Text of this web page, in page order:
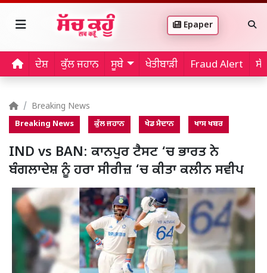
Epaper
ਦੇਸ਼ ਕੁੱਲ ਜਹਾਨ ਸੂਬੇ ਖੇਤੀਬਾੜੀ Fraud Alert
Breaking News
Breaking News ਕੁੱਲ ਜਹਾਨ ਖੇਡ ਮੈਦਾਨ ਖਾਸ ਖਬਰ
IND vs BAN: ਕਾਨਪੁਰ ਟੈਸਟ ‘ਚ ਭਾਰਤ ਨੇ
ਬੰਗਲਾਦੇਸ਼ ਨੂੰ ਹਰਾ ਸੀਰੀਜ਼ ‘ਚ ਕੀਤਾ ਕਲੀਨ ਸਵੀਪ